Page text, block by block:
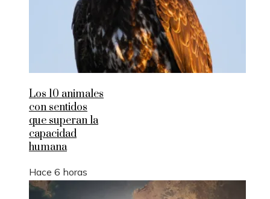
Los 10 animales
con sentidos
que superan la
capacidad
humana
Hace 6 horas